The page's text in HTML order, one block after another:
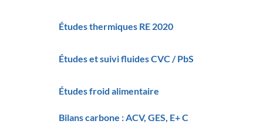
Études thermiques RE 2020
Études et suivi fluides CVC / PbS
Études froid alimentaire
Bilans carbone : ACV, GES, E+ C